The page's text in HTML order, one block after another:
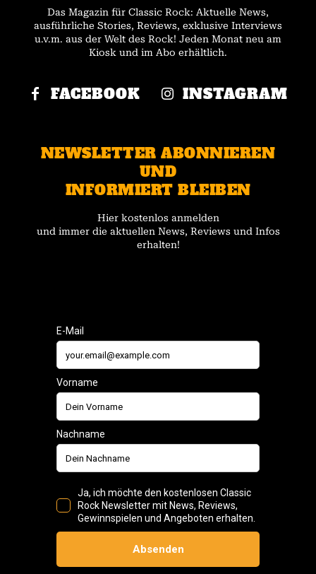
Das Magazin für Classic Rock: Aktuelle News,
ausführliche Stories, Reviews, exklusive Interviews
u.v.m. aus der Welt des Rock! Jeden Monat neu am
Kiosk und im Abo erhältlich.
FACEBOOK INSTAGRAM
NEWSLETTER ABONNIEREN
UND
INFORMIERT BLEIBEN
Hier kostenlos anmelden
und immer die aktuellen News, Reviews und Infos
erhalten!